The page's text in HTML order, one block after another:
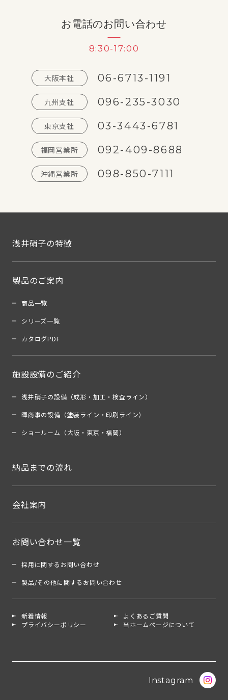
お電話のお問い合わせ
8:30-17:00
大阪本社 06-6713-1191
九州支社 096-235-3030
東京支社 03-3443-6781
福岡営業所 092-409-8688
沖縄営業所 098-850-7111
浅井硝子の特徴
製品のご案内
商品一覧
シリーズ一覧
カタログPDF
施設設備のご紹介
浅井硝子の設備（成形・加工・検査ライン）
暉商事の設備（塗装ライン・印刷ライン）
ショールーム（大阪・東京・福岡）
納品までの流れ
会社案内
お問い合わせ一覧
採用に関するお問い合わせ
製品/その他に関するお問い合わせ
新着情報
よくあるご質問
プライバシーポリシー
当ホームページについて
Instagram